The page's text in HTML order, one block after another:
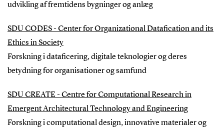
udvikling af fremtidens bygninger og anlæg
SDU CODES - Center for Organizational Datafication and its
Ethics in Society
Forskning i dataficering, digitale teknologier og deres
betydning for organisationer og samfund
SDU CREATE - Centre for Computational Research in
Emergent Architectural Technology and Engineering
Forskning i computational design, innovative materialer og